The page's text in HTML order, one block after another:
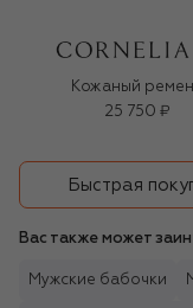
Кожаный
25 750 ₽
Быстрая
Вас также может
Мужские бабочки